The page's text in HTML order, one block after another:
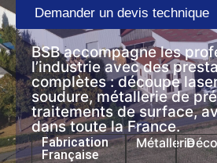
Demander un devis technique
BSB accompagne les
l’industrie avec des
complètes : découpe
soudure, métallerie de
traitements de surface,
dans toute la France.
Fabrication
Française
Métallerie